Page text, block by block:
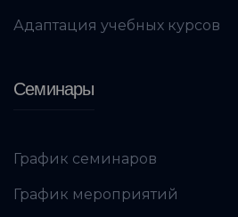
Адаптация учебных курсов
Семинары
График семинаров
График мероприятий